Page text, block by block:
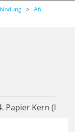
> A6
Papier Kern